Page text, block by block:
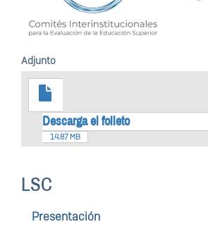
Adjunto
Descarga el folleto
14.87 MB
LSC
Presentación